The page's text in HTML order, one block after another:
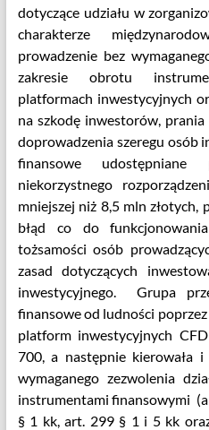
dotyczące udziału w
charakterze
prowadzenie bez
zakresie obrotu
platformach inwestycyjnych
na szkodę inwestorów,
doprowadzenia szeregu osób
finansowe
niekorzystnego
mniejszej niż 8,5 mln
błąd co do
tożsamości osób
zasad dotyczących
inwestycyjnego. Grupa
finansowe od ludności
platform inwestycyjnych
700, a następnie kierowała i
wymaganego zezwolenia
instrumentami finansowymi
§ 1 kk, art. 299 § 1 i 5 kk